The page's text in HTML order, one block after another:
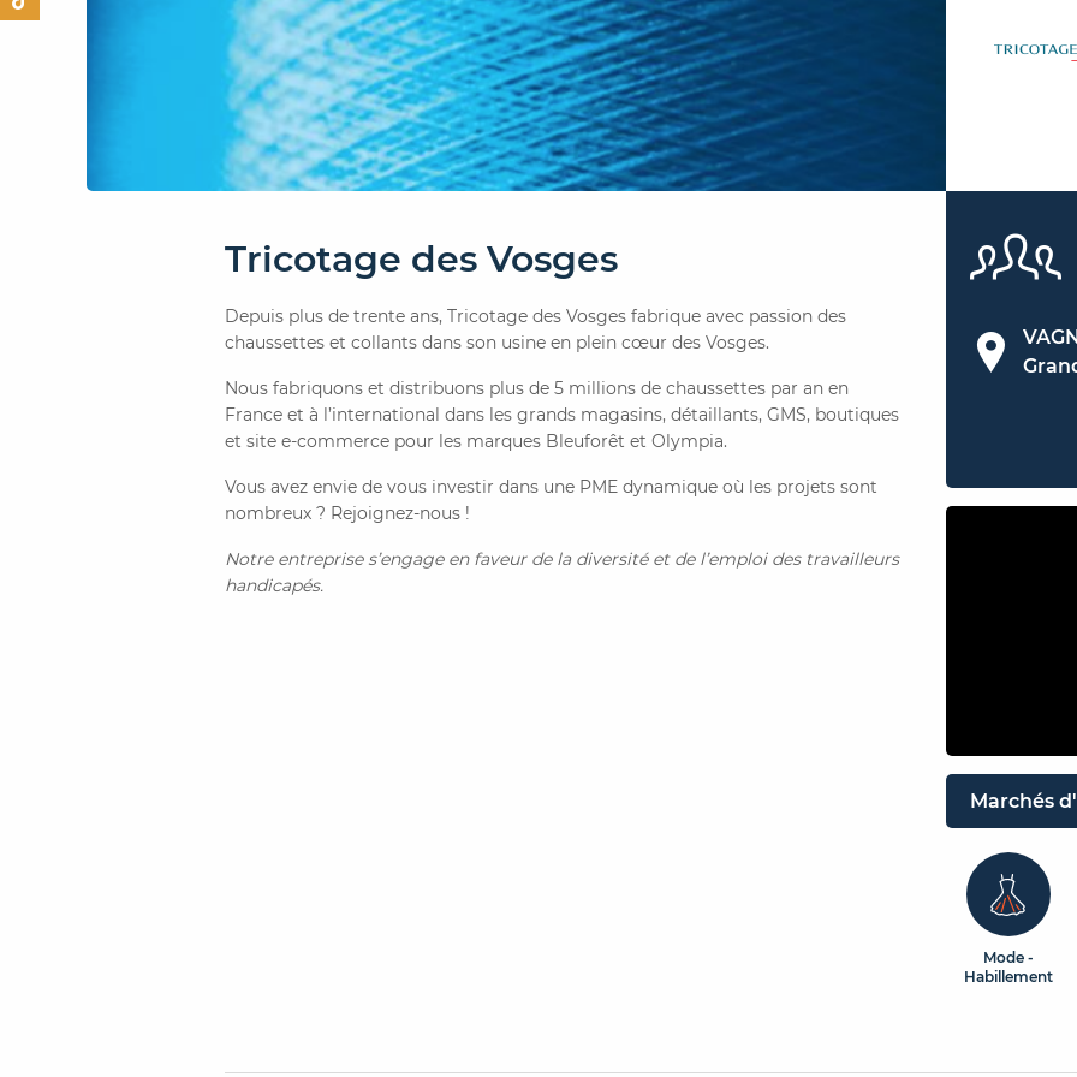
Tricotage des Vosges
Depuis plus de trente ans, Tricotage des Vosges fabrique avec passion des
chaussettes et collants dans son usine en plein cœur des Vosges.
Nous fabriquons et distribuons plus de 5 millions de chaussettes par an en
France et à l’international dans les grands magasins, détaillants, GMS, boutiques
et site e-commerce pour les marques Bleuforêt et Olympia.
Vous avez envie de vous investir dans une PME dynamique où les projets sont
nombreux ? Rejoignez-nous !
Notre entreprise s’engage en faveur de la diversité et de l’emploi des travailleurs
handicapés.
Marchés
Mode -
Habillement